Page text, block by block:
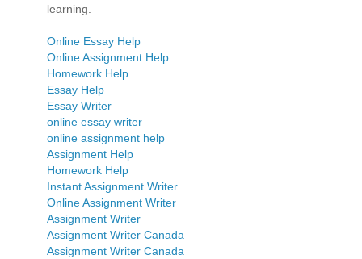
learning.
Online Essay Help
Online Assignment Help
Homework Help
Essay Help
Essay Writer
online essay writer
online assignment help
Assignment Help
Homework Help
Instant Assignment Writer
Online Assignment Writer
Assignment Writer
Assignment Writer Canada
Assignment Writer Canada